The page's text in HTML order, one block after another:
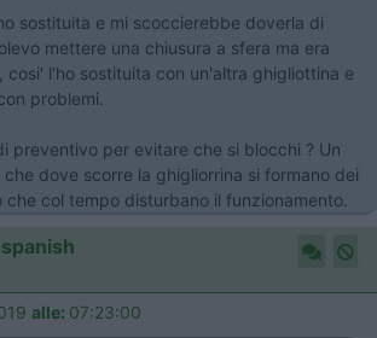
sostituita e mi scoccierebbe doverla di
mettere una chiusura a sfera ma era
l'ho sostituita con un'altra ghigliottina e
problemi.
preventivo per evitare che si blocchi ? Un
dove scorre la ghigliorrina si formano dei
che col tempo disturbano il funzionamento.
alle: 07:23:00